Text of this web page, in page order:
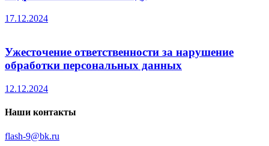
17.12.2024
Ужесточение ответственности за нарушение
обработки персональных данных
12.12.2024
Наши контакты
flash-9@bk.ru